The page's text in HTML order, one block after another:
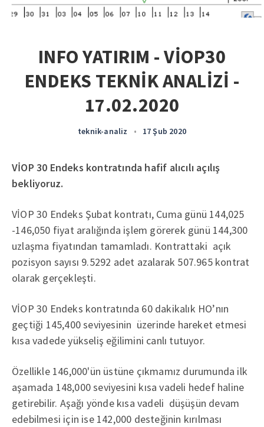
INFO YATIRIM - VİOP30
ENDEKS TEKNİK ANALİZİ -
17.02.2020
teknik-analiz • 17 Şub 2020
VİOP 30 Endeks kontratında hafif alıcılı açılış
bekliyoruz.
VİOP 30 Endeks Şubat kontratı, Cuma günü 144,025
-146,050 fiyat aralığında işlem görerek günü 144,300
uzlaşma fiyatından tamamladı. Kontrattaki açık
pozisyon sayısı 9.5292 adet azalarak 507.965 kontrat
olarak gerçekleşti.
VİOP 30 Endeks kontratında 60 dakikalık HO’nın
geçtiği 145,400 seviyesinin üzerinde hareket etmesi
kısa vadede yükseliş eğilimini canlı tutuyor.
Özellikle 146,000'ün üstüne çıkmamız durumunda ilk
aşamada 148,000 seviyesini kısa vadeli hedef haline
getirebilir. Aşağı yönde kısa vadeli düşüşün devam
edebilmesi için ise 142,000 desteğinin kırılması